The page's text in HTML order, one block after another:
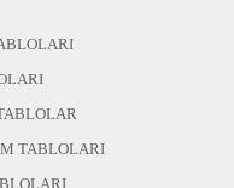
TABLOLARI